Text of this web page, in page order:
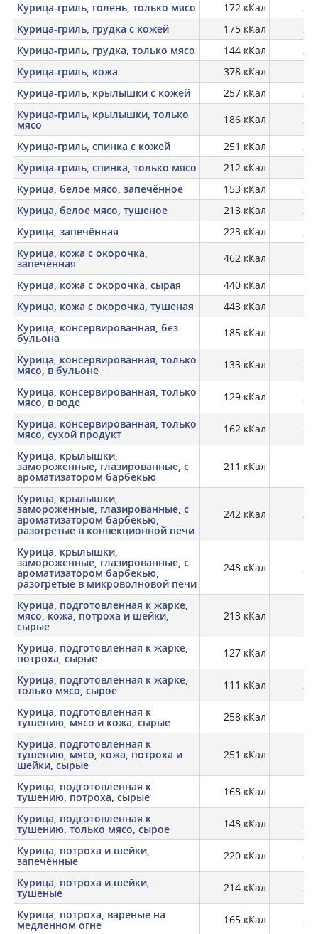
Курица-гриль, голень, только мясо
172 кКал
Курица-гриль, грудка с кожей
175 кКал
Курица-гриль, грудка, только мясо
144 кКал
Курица-гриль, кожа
378 кКал
Курица-гриль, крылышки с кожей
257 кКал
Курица-гриль, крылышки, только
мясо 186 кКал
Курица-гриль, спинка с кожей
251 кКал
Курица-гриль, спинка, только мясо
212 кКал
Курица, белое мясо, запечённое
153 кКал
Курица, белое мясо, тушеное
213 кКал
Курица, запечённая
223 кКал
Курица, кожа с окорочка,
запечённая 462 кКал
Курица, кожа с окорочка, сырая
440 кКал
Курица, кожа с окорочка, тушеная
443 кКал
Курица, консервированная, без
бульона 185 кКал
Курица, консервированная, только
мясо, в бульоне 133 кКал
Курица, консервированная, только
мясо, в воде 129 кКал
Курица, консервированная, только
мясо, сухой продукт 162 кКал
Курица, крылышки,
замороженные, глазированные, с
ароматизатором барбекью
211 кКал
Курица, крылышки,
замороженные, глазированные, с
ароматизатором барбекью,
разогретые в конвекционной печи
242 кКал
Курица, крылышки,
замороженные, глазированные, с
ароматизатором барбекью,
разогретые в микроволновой печи
248 кКал
Курица, подготовленная к жарке,
мясо, кожа, потроха и шейки,
сырые
213 кКал
Курица, подготовленная к жарке,
потроха, сырые 127 кКал
Курица, подготовленная к жарке,
только мясо, сырое 111 кКал
Курица, подготовленная к
тушению, мясо и кожа, сырые 258 кКал
Курица, подготовленная к
тушению, мясо, кожа, потроха и
шейки, сырые
251 кКал
Курица, подготовленная к
тушению, потроха, сырые 168 кКал
Курица, подготовленная к
тушению, только мясо, сырое 148 кКал
Курица, потроха и шейки,
запечённые 220 кКал
Курица, потроха и шейки,
тушеные 214 кКал
Курица, потроха, вареные на
медленном огне 165 кКал